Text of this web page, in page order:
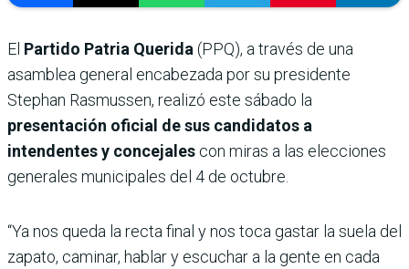
El Partido Patria Querida (PPQ), a través de una
asamblea general encabezada por su presidente
Stephan Rasmussen, realizó este sábado la
presentación oficial de sus candidatos a
intendentes y concejales con miras a las elecciones
generales municipales del 4 de octubre.
“Ya nos queda la recta final y nos toca gastar la suela del
zapato, caminar, hablar y escuchar a la gente en cada